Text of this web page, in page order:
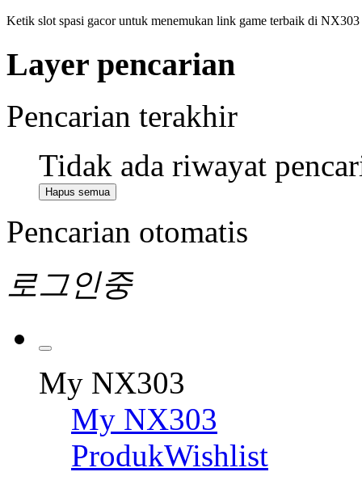
Ketik slot spasi gacor untuk menemukan link game terbaik di NX303
Layer pencarian
Pencarian terakhir
Tidak ada riwayat
Hapus semua
Pencarian otomatis
로그인중
My NX303
My NX303
ProdukWishlist